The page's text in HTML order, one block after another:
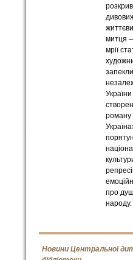
митця
мрії
роману
про
народу.
Новини Центральної